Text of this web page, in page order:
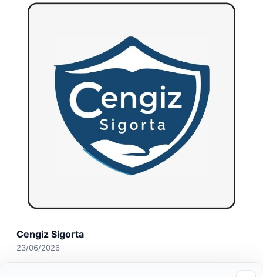
Hastaş Beton
26/05/2026